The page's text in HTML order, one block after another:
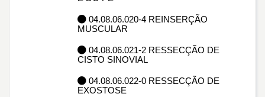
04.08.06.020-4 REINSERÇÃO
MUSCULAR
04.08.06.021-2 RESSECÇÃO DE
CISTO SINOVIAL
04.08.06.022-0 RESSECÇÃO DE
EXOSTOSE